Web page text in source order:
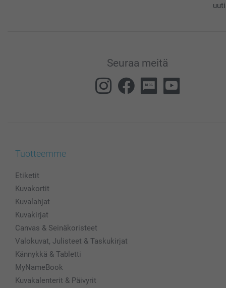
Seuraa meitä
Tuotteemme
Etiketit
Kuvakortit
Kuvalahjat
Kuvakirjat
Canvas & Seinäkoristeet
Valokuvat, Julisteet & Taskukirjat
Kännykkä & Tabletti
MyNameBook
Kuvakalenterit & Päivyrit